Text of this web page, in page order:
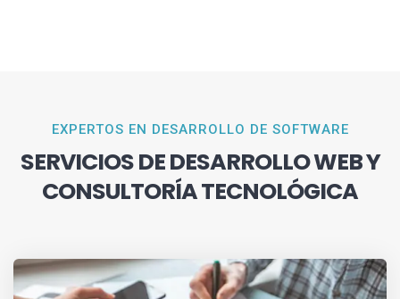
EXPERTOS EN DESARROLLO DE SOFTWARE
SERVICIOS DE DESARROLLO WEB Y
CONSULTORÍA TECNOLÓGICA